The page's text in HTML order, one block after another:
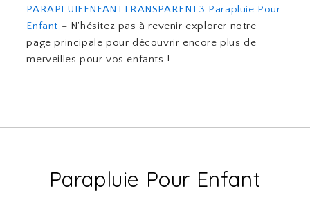
PARAPLUIEENFANTTRANSPARENT3 Parapluie Pour
Enfant – N’hésitez pas à revenir explorer notre
page principale pour découvrir encore plus de
merveilles pour vos enfants !
Parapluie Pour Enfant